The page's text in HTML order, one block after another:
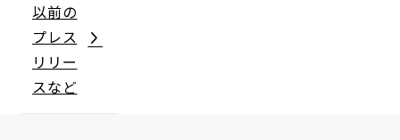
以前の
プレス
リリー
スなど